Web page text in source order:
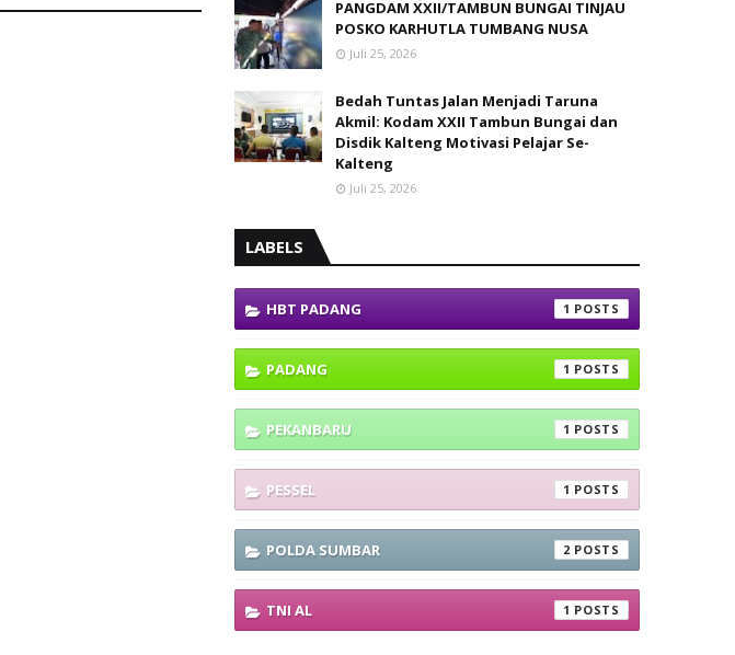
PANGDAM XXII/TAMBUN BUNGAI TINJAU
POSKO KARHUTLA TUMBANG NUSA
Juli 25, 2026
Bedah Tuntas Jalan Menjadi Taruna
Akmil: Kodam XXII Tambun Bungai dan
Disdik Kalteng Motivasi Pelajar Se-
Kalteng
Juli 25, 2026
LABELS
HBT PADANG 1
PADANG 1
PEKANBARU 1
PESSEL 1
POLDA SUMBAR 2
TNI AL 1